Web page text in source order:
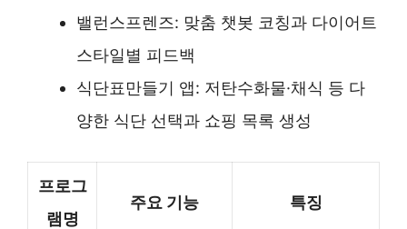
밸런스프렌즈: 맞춤 챗봇 코칭과 다이어트
스타일별 피드백
식단표만들기 앱: 저탄수화물·채식 등 다
양한 식단 선택과 쇼핑 목록 생성
프로그
램명
주요 기능 특징